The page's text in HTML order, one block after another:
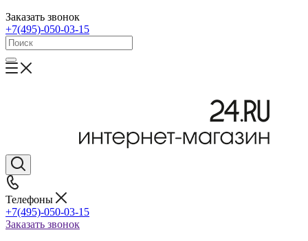
Заказать звонок
+7(495)-050-03-15
Телефоны
+7(495)-050-03-15
Заказать звонок